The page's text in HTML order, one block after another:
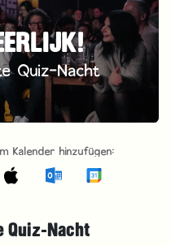
Quiz-Nacht
Kalender hinzufügen:
Quiz-Nacht